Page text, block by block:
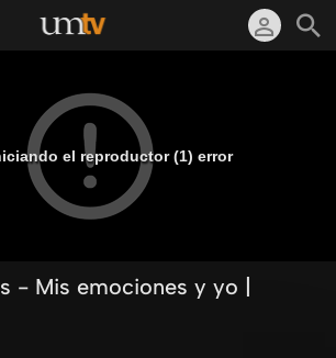
el reproductor (1) error
- Mis emociones y yo |